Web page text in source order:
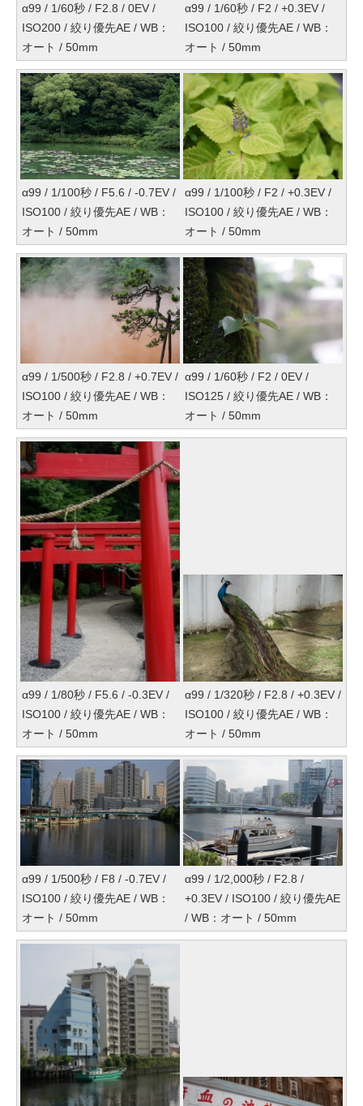
α99 / 1/60秒 / F2.8 / 0EV /
ISO200 / 絞り優先AE / WB：
オート / 50mm
α99 / 1/60秒 / F2 / +0.3EV /
ISO100 / 絞り優先AE / WB：
オート / 50mm
α99 / 1/100秒 / F5.6 / -0.7EV /
ISO100 / 絞り優先AE / WB：
オート / 50mm
α99 / 1/100秒 / F2 / +0.3EV /
ISO100 / 絞り優先AE / WB：
オート / 50mm
α99 / 1/500秒 / F2.8 / +0.7EV /
ISO100 / 絞り優先AE / WB：
オート / 50mm
α99 / 1/60秒 / F2 / 0EV /
ISO125 / 絞り優先AE / WB：
オート / 50mm
α99 / 1/80秒 / F5.6 / -0.3EV /
ISO100 / 絞り優先AE / WB：
オート / 50mm
α99 / 1/320秒 / F2.8 / +0.3EV /
ISO100 / 絞り優先AE / WB：
オート / 50mm
α99 / 1/500秒 / F8 / -0.7EV /
ISO100 / 絞り優先AE / WB：
オート / 50mm
α99 / 1/2,000秒 / F2.8 /
+0.3EV / ISO100 / 絞り優先AE
/ WB：オート / 50mm